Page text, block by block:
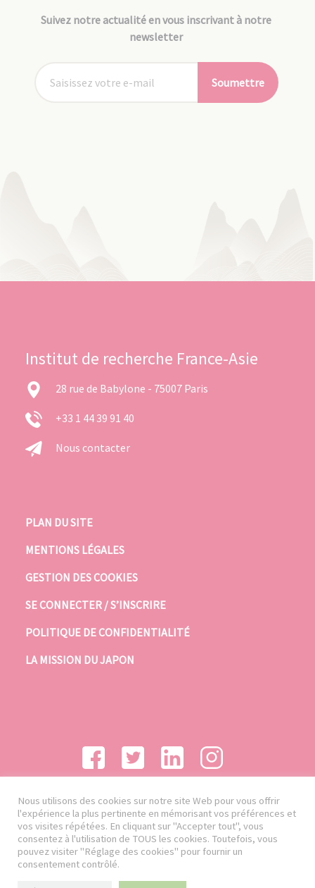
Suivez notre actualité en vous inscrivant à notre
newsletter
Soumettre
Institut de recherche France-Asie
28 rue de Babylone - 75007 Paris
+33 1 44 39 91 40
Nous contacter
PLAN DU SITE
MENTIONS LÉGALES
GESTION DES COOKIES
SE CONNECTER / S’INSCRIRE
POLITIQUE DE CONFIDENTIALITÉ
LA MISSION DU JAPON
Nous utilisons des cookies sur notre site Web pour vous offrir
l'expérience la plus pertinente en mémorisant vos préférences et
vos visites répétées. En cliquant sur "Accepter tout", vous
consentez à l'utilisation de TOUS les cookies. Toutefois, vous
pouvez visiter "Réglage des cookies" pour fournir un
consentement contrôlé.